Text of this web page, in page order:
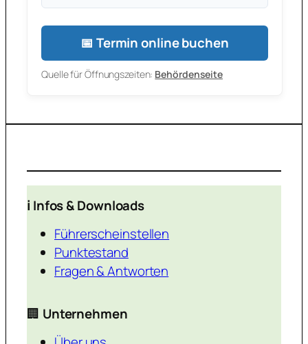
📅 Termin online buchen
Quelle für Öffnungszeiten: Behördenseite
ℹ️ Infos & Downloads
Führerscheinstellen
Punktestand
Fragen & Antworten
🏢 Unternehmen